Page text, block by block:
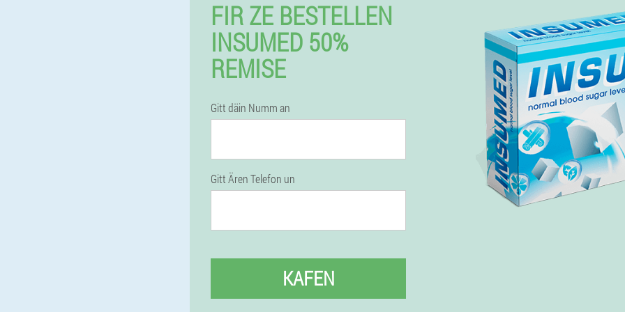
FIR ZE BESTELLEN
INSUMED 50%
REMISE
Gitt däin Numm an
Gitt Ären Telefon un
KAFEN